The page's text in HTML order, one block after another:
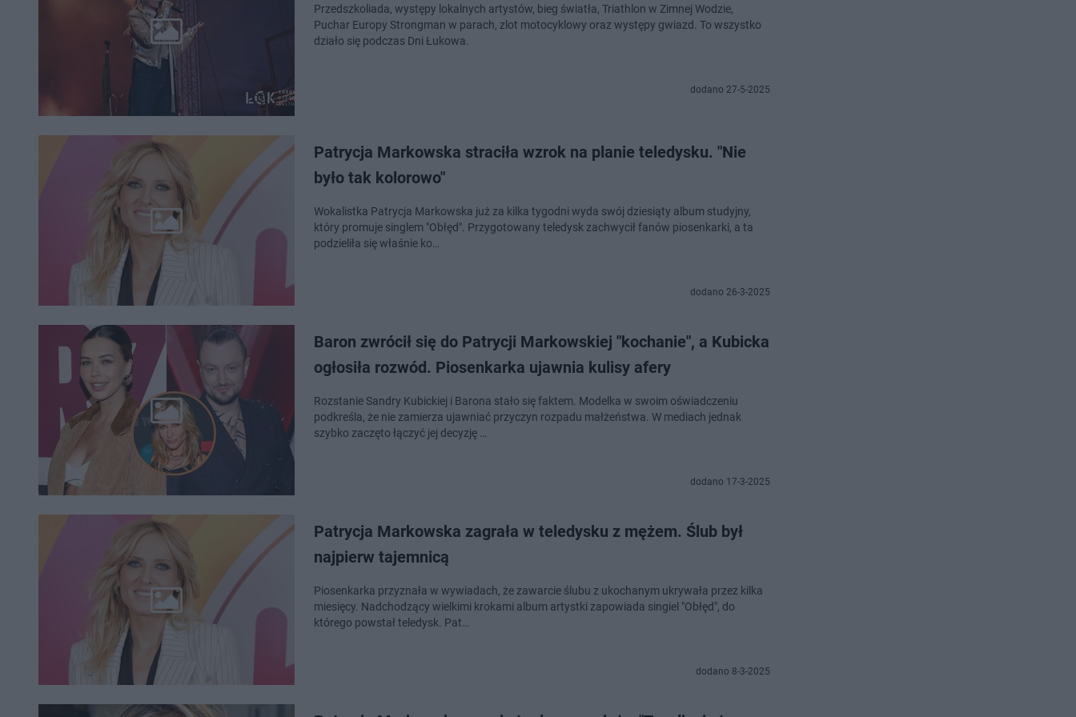
Przedszkoliada, występy lokalnych artystów, bieg światła, Triathlon w Zimnej Wodzie,
Puchar Europy Strongman w parach, zlot motocyklowy oraz występy gwiazd. To wszystko
działo się podczas Dni Łukowa.
dodano 27-5-2025
Patrycja Markowska straciła wzrok na planie teledysku. "Nie
było tak kolorowo"
Wokalistka Patrycja Markowska już za kilka tygodni wyda swój dziesiąty album studyjny,
który promuje singlem "Obłęd". Przygotowany teledysk zachwycił fanów piosenkarki, a ta
podzieliła się właśnie ko…
dodano 26-3-2025
Baron zwrócił się do Patrycji Markowskiej "kochanie", a Kubicka
ogłosiła rozwód. Piosenkarka ujawnia kulisy afery
Rozstanie Sandry Kubickiej i Barona stało się faktem. Modelka w swoim oświadczeniu
podkreśla, że nie zamierza ujawniać przyczyn rozpadu małżeństwa. W mediach jednak
szybko zaczęto łączyć jej decyzję …
dodano 17-3-2025
Patrycja Markowska zagrała w teledysku z mężem. Ślub był
najpierw tajemnicą
Piosenkarka przyznała w wywiadach, że zawarcie ślubu z ukochanym ukrywała przez kilka
miesięcy. Nadchodzący wielkimi krokami album artystki zapowiada singiel "Obłęd", do
którego powstał teledysk. Pat…
dodano 8-3-2025